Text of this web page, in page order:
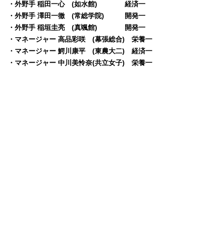
・外野手 稲田一心 (如水館) 経済一
・外野手 澤田一徹 (常総学院) 開発一
・外野手 稲垣圭亮 (真颯館) 開発一
・マネージャー 高品彩咲 (幕張総合) 栄養一
・マネージャー 鰐川康平 (東農大二) 経済一
・マネージャー 中川美怜奈(共立女子) 栄養一